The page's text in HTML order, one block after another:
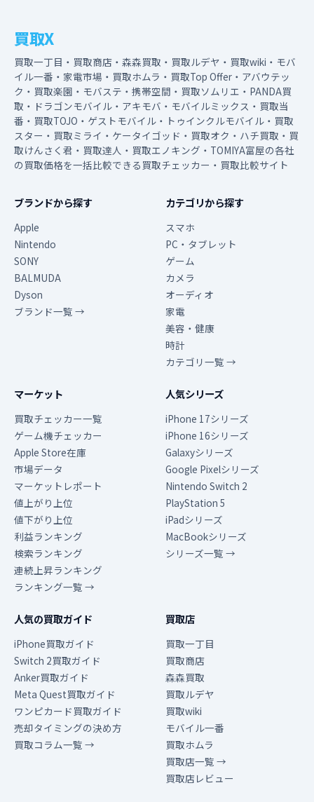
買取X
買取一丁目・買取商店・森森買取・買取ルデヤ・買取wiki・モバ
イル一番・家電市場・買取ホムラ・買取Top Offer・アバウテッ
ク・買取楽園・モバステ・携帯空間・買取ソムリエ・PANDA買
取・ドラゴンモバイル・アキモバ・モバイルミックス・買取当
番・買取TOJO・ゲストモバイル・トゥインクルモバイル・買取
スター・買取ミライ・ケータイゴッド・買取オク・ハチ買取・買
取けんさく君・買取達人・買取エノキング・TOMIYA富屋の各社
の買取価格を一括比較できる買取チェッカー・買取比較サイト
ブランドから探す
Apple
Nintendo
SONY
BALMUDA
Dyson
ブランド一覧 →
カテゴリから探す
スマホ
PC・タブレット
ゲーム
カメラ
オーディオ
家電
美容・健康
時計
カテゴリ一覧 →
マーケット
買取チェッカー一覧
ゲーム機チェッカー
Apple Store在庫
市場データ
マーケットレポート
値上がり上位
値下がり上位
利益ランキング
検索ランキング
連続上昇ランキング
ランキング一覧 →
人気シリーズ
iPhone 17シリーズ
iPhone 16シリーズ
Galaxyシリーズ
Google Pixelシリーズ
Nintendo Switch 2
PlayStation 5
iPadシリーズ
MacBookシリーズ
シリーズ一覧 →
人気の買取ガイド
iPhone買取ガイド
Switch 2買取ガイド
Anker買取ガイド
Meta Quest買取ガイド
ワンピカード買取ガイド
売却タイミングの決め方
買取コラム一覧 →
買取店
買取一丁目
買取商店
森森買取
買取ルデヤ
買取wiki
モバイル一番
買取ホムラ
買取店一覧 →
買取店レビュー